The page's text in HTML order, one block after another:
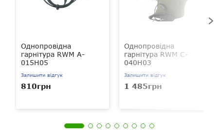
Однопровідна
гарнітура RWM A-
015H05
Залишити відгук
810грн
Однопровідна
гарнітура RWM C-
040H03
Залишити відгук
1 485грн